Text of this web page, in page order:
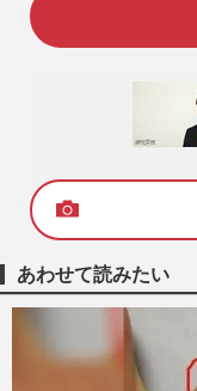
あわせて読みたい